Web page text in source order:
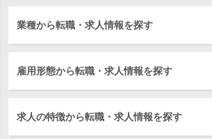
業種から転職・求人情報を探す
雇用形態から転職・求人情報を探す
求人の特徴から転職・求人情報を探す